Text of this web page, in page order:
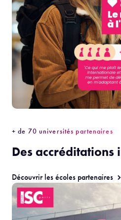
+ de 70 universités partenaires
Des accréditations
Découvrir les écoles partenaires